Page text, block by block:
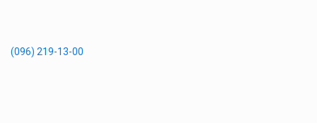
(096) 219-13-00